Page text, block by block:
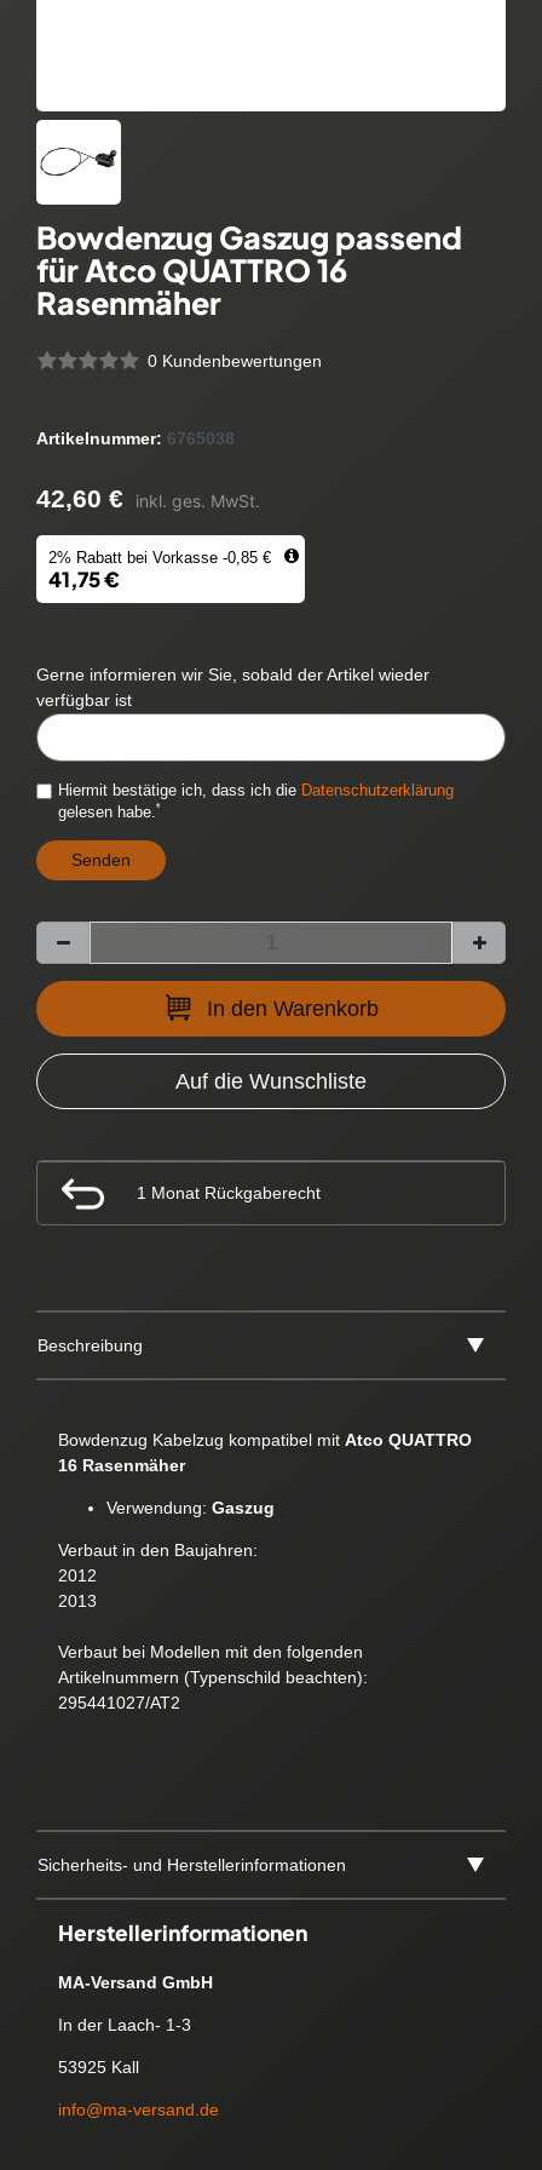
Bowdenzug Gaszug passend
für Atco QUATTRO 16
Rasenmäher
0 Kundenbewertungen
Artikelnummer: 6765038
42,60 € inkl. ges. MwSt.
2% Rabatt bei Vorkasse -0,85 €
41,75 €
Gerne informieren wir Sie, sobald der Artikel wieder
verfügbar ist
Hiermit bestätige ich, dass ich die Daten­schutz­erklärung
gelesen habe.*
Senden
In den Warenkorb
Auf die Wunschliste
1 Monat Rückgaberecht
Beschreibung
Bowdenzug Kabelzug kompatibel mit Atco QUATTRO
16 Rasenmäher
Verwendung: Gaszug
Verbaut in den Baujahren:
2012
2013
Verbaut bei Modellen mit den folgenden
Artikelnummern (Typenschild beachten):
295441027/AT2
Sicherheits- und Herstellerinformationen
Herstellerinformationen
MA-Versand GmbH
In der Laach- 1-3
53925 Kall
info@ma-versand.de